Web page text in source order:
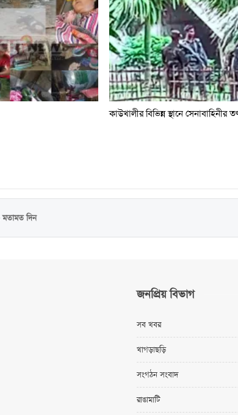
কাউখালীর বিভিন্ন স্থানে সেনাবাহিনীর
মতামত দিন
জনপ্রিয় বিভাগ
সব খবর
খাগড়াছড়ি
সংগঠন সংবাদ
রাঙামাটি